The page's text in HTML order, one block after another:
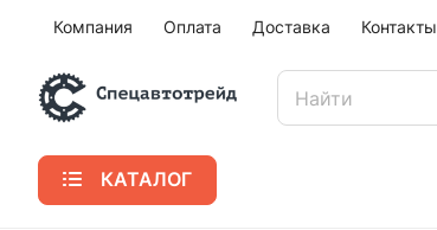
Компания Оплата Доставка Контакты
КАТАЛОГ